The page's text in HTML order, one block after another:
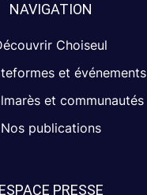
NAVIGATION
Choiseul
et événements
et communautés
Nos publications
ESPACE PRESSE